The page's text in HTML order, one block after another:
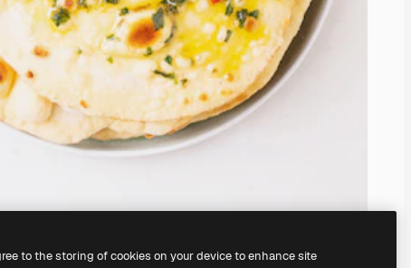
to the storing of cookies on your device to enhance site